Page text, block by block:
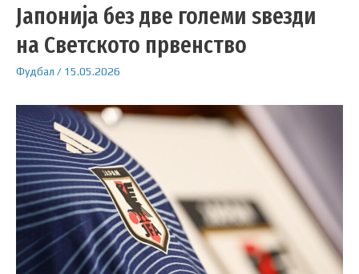
Јапонија без две големи ѕвезди
на Светското првенство
Фудбал / 15.05.2026